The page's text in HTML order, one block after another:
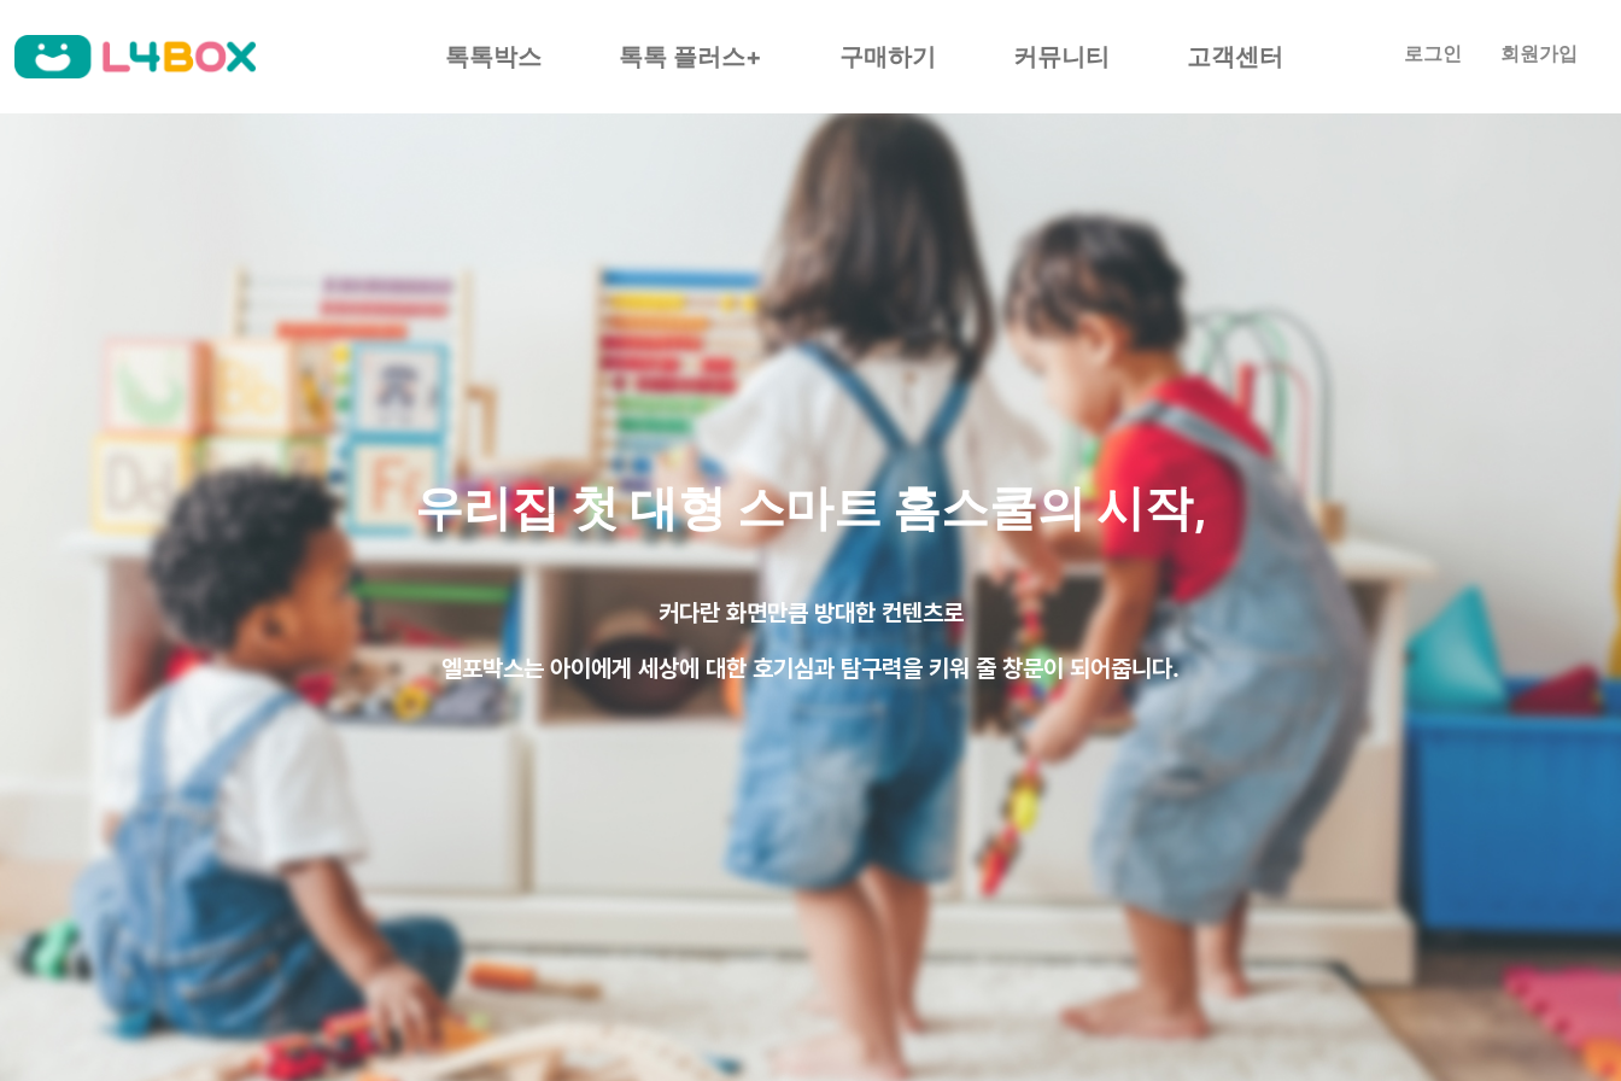
톡톡박스 톡톡 플러스+ 구매하기 커뮤니티 고객센터 로그인 회원가입
우리집 첫 대형 스마트 홈스쿨의 시작,
커다란 화면만큼방대한 컨텐츠로
엘포박스는 아이에게 세상에 대한호기심과 탐구력을 키워 줄 창문이 되어줍니다.